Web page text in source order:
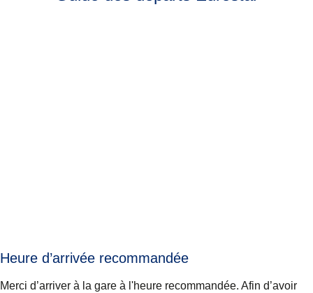
Heure d’arrivée recommandée
Merci d’arriver à la gare à l'heure recommandée. Afin d’avoir